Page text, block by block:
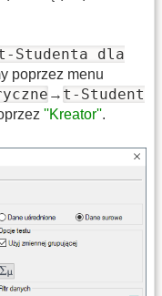
Studenta dla
poprzez menu
→ t-Student
''Kreator''.